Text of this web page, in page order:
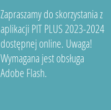
Zapraszamy do skorzystania z
aplikacji PIT PLUS 2023-2024
dostępnej online. Uwaga!
Wymagana jest obsługa
Adobe Flash.